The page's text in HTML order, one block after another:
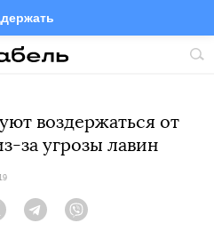
TelegramTwitter
воздержаться от
за угрозы лавин
Twitter Telegram